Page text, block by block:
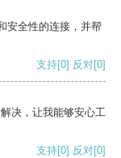
安全性的连接，并帮
支持[0] 反对[0]
决，让我能够安心工
支持[0] 反对[0]